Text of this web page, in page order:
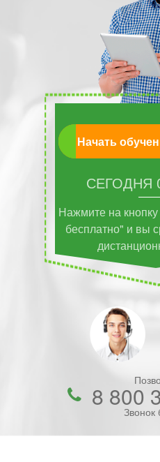
Начать
СЕГОДНЯ
Нажмите на
бесплатно" и вы
8 800
Звонок